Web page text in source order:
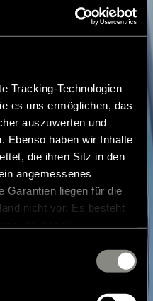
Tracking-Technologien
es uns ermöglichen, das
auszuwerten und
Ebenso haben wir Inhalte
die ihren Sitz in den
angemessenes
Garantien liegen für die
nicht vor. Es besteht
können Daten für
finden Sie in